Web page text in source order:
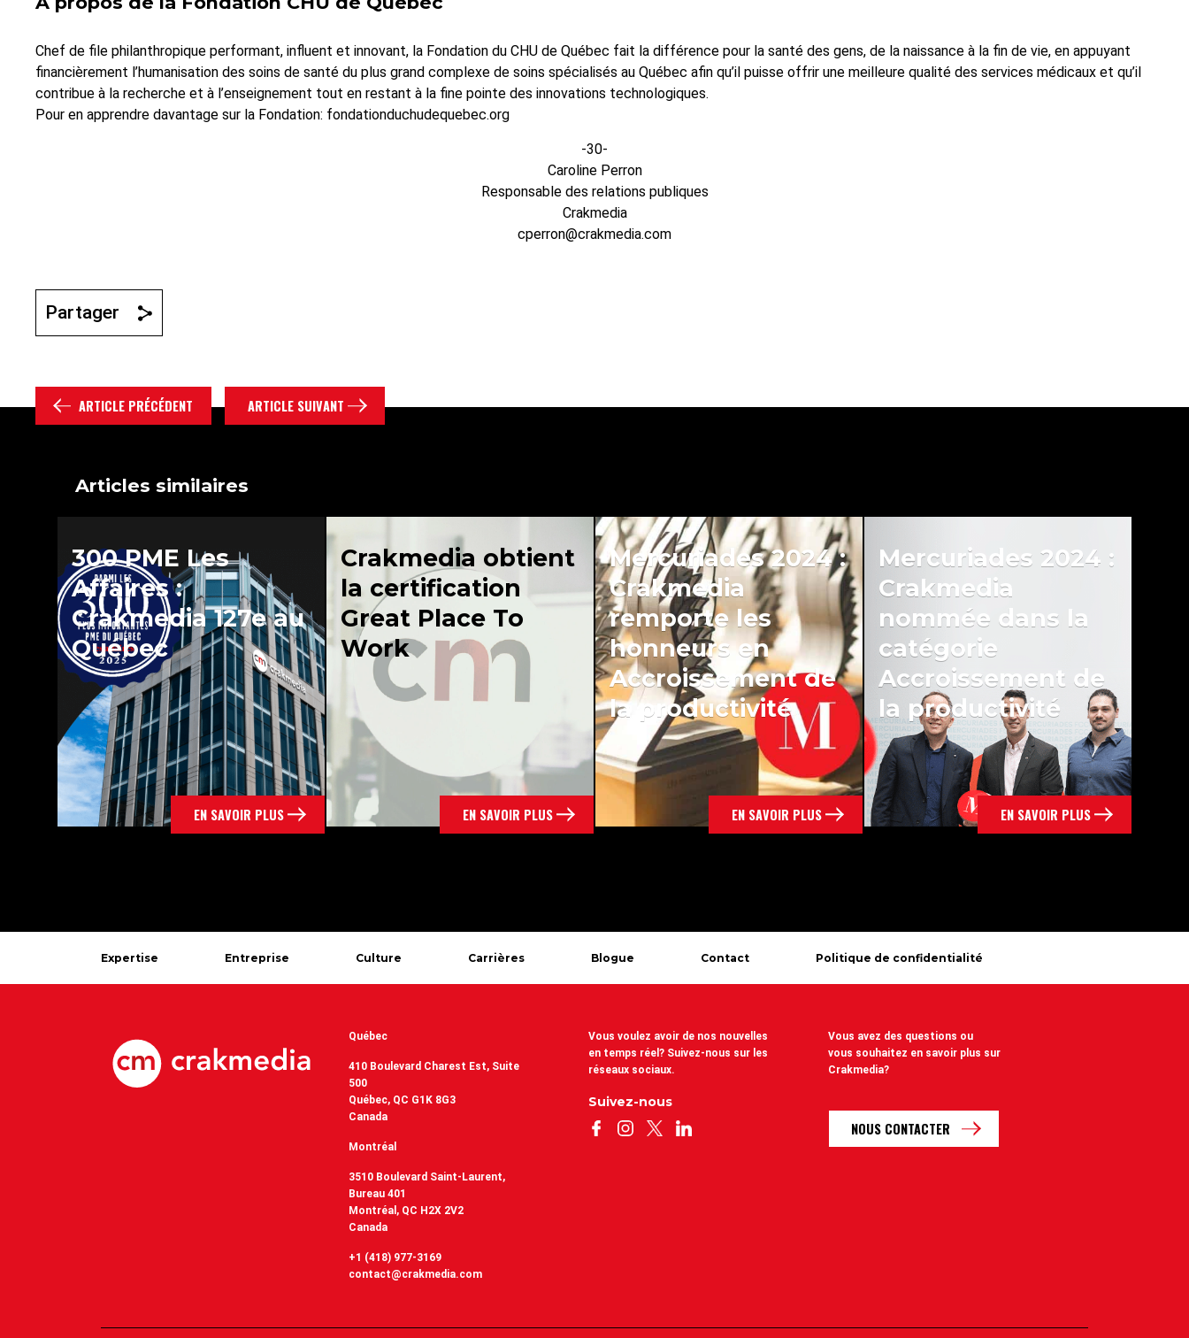
Chef de file philanthropique performant, influent et innovant, la Fondation du CHU de Québec fait la différence pour la santé des gens, de la naissance à la fin de vie, en appuyant
financièrement l’humanisation des soins de santé du plus grand complexe de soins spécialisés au Québec afin qu’il puisse offrir une meilleure qualité des services médicaux et qu’il
contribue à la recherche et à l’enseignement tout en restant à la fine pointe des innovations technologiques.
Pour en apprendre davantage sur la Fondation: fondationduchudequebec.org
-30-
Caroline Perron
Responsable des relations publiques
Crakmedia
cperron@crakmedia.com
Partager
ARTICLE PRÉCÉDENT ARTICLE SUIVANT
Articles similaires
300 PME Les
Affaires :
Crakmedia 127e au
Québec
EN SAVOIR PLUS
Crakmedia obtient
la certification
Great Place To
Work
EN SAVOIR PLUS
Mercuriades 2024 :
Crakmedia
remporte les
honneurs en
Accroissement de
la productivité
EN SAVOIR PLUS
Mercuriades 2024 :
Crakmedia
nommée dans la
catégorie
Accroissement de
la productivité
EN SAVOIR PLUS
Expertise Entreprise Culture Carrières Blogue Contact Politique de confidentialité
Québec
410 Boulevard Charest Est, Suite
500
Québec, QC G1K 8G3
Canada
Montréal
3510 Boulevard Saint-Laurent,
Bureau 401
Montréal, QC H2X 2V2
Canada
+1 (418) 977-3169
contact@crakmedia.com
Vous voulez avoir de nos nouvelles
en temps réel? Suivez-nous sur les
réseaux sociaux.
Suivez-nous
Vous avez des questions ou
vous souhaitez en savoir plus sur
Crakmedia?
NOUS CONTACTER